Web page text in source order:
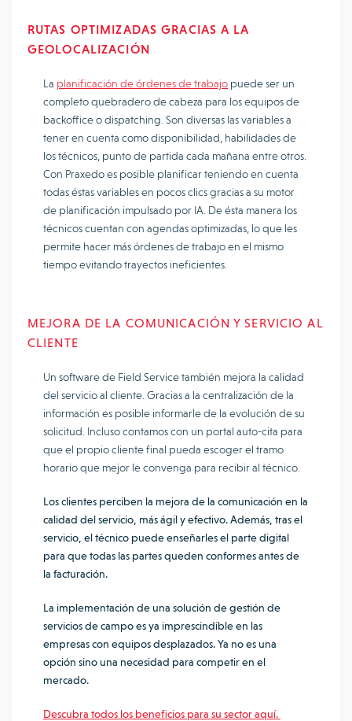
RUTAS OPTIMIZADAS GRACIAS A LA
GEOLOCALIZACIÓN
La planificación de órdenes de trabajo puede ser un
completo quebradero de cabeza para los equipos de
backoffice o dispatching. Son diversas las variables a
tener en cuenta como disponibilidad, habilidades de
los técnicos, punto de partida cada mañana entre otros.
Con Praxedo es posible planificar teniendo en cuenta
todas éstas variables en pocos clics gracias a su motor
de planificación impulsado por IA. De ésta manera los
técnicos cuentan con agendas optimizadas, lo que les
permite hacer más órdenes de trabajo en el mismo
tiempo evitando trayectos ineficientes.
MEJORA DE LA COMUNICACIÓN Y SERVICIO AL
CLIENTE
Un software de Field Service también mejora la calidad
del servicio al cliente. Gracias a la centralización de la
información es posible informarle de la evolución de su
solicitud. Incluso contamos con un portal auto-cita para
que el propio cliente final pueda escoger el tramo
horario que mejor le convenga para recibir al técnico.
Los clientes perciben la mejora de la comunicación en la
calidad del servicio, más ágil y efectivo. Además, tras el
servicio, el técnico puede enseñarles el parte digital
para que todas las partes queden conformes antes de
la facturación.
La implementación de una solución de gestión de
servicios de campo es ya imprescindible en las
empresas con equipos desplazados. Ya no es una
opción sino una necesidad para competir en el
mercado.
Descubra todos los beneficios para su sector aquí.